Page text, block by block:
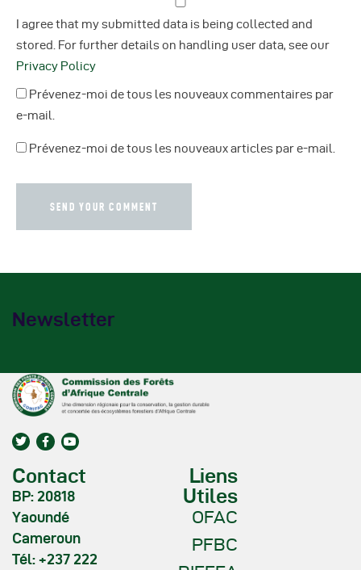
I agree that my submitted data is being collected and
stored. For further details on handling user data, see our
Privacy Policy
Prévenez-moi de tous les nouveaux commentaires par
e-mail.
Prévenez-moi de tous les nouveaux articles par e-mail.
Newsletter
Contact
BP: 20818
Yaoundé
Cameroun
Tél: +237 222
Liens
Utiles
OFAC
PFBC